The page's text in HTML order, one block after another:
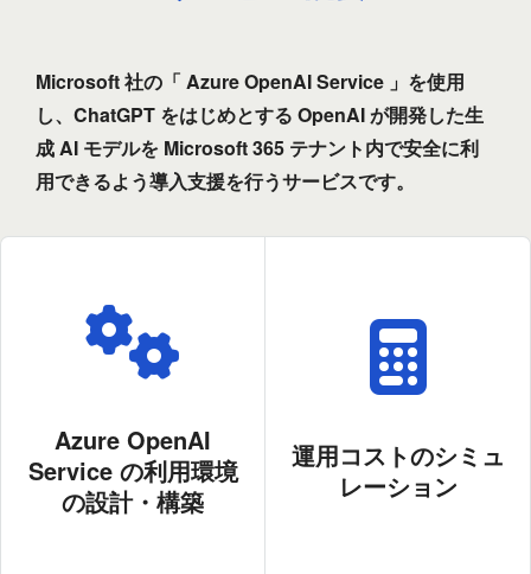
Microsoft 社の「 Azure OpenAI Service 」を使用
し、ChatGPT をはじめとする OpenAI が開発した生
成 AI モデルを Microsoft 365 テナント内で安全に利
用できるよう導入支援を行うサービスです。
Azure OpenAI
Service の利用環境
の設計・構築
運用コストのシミュ
レーション